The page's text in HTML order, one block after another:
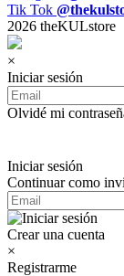
Tik Tok
2026 theKULstore
×
Iniciar sesión
Olvidé mi
Iniciar sesión
Continuar como
Crear una cuenta
×
Registrarme